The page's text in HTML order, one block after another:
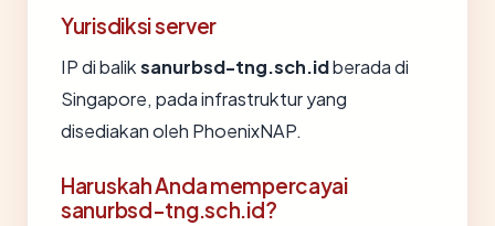
Yurisdiksi server
IP di baliksanurbsd-tng.sch.idberada di
Singapore, pada infrastruktur yang
disediakan oleh PhoenixNAP.
Haruskah Anda mempercayai
sanurbsd-tng.sch.id?